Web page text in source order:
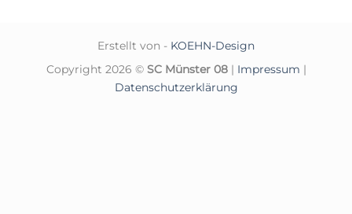
Erstellt von - KOEHN-Design
Copyright 2026 © SC Münster 08| Impressum |
Datenschutzerklärung